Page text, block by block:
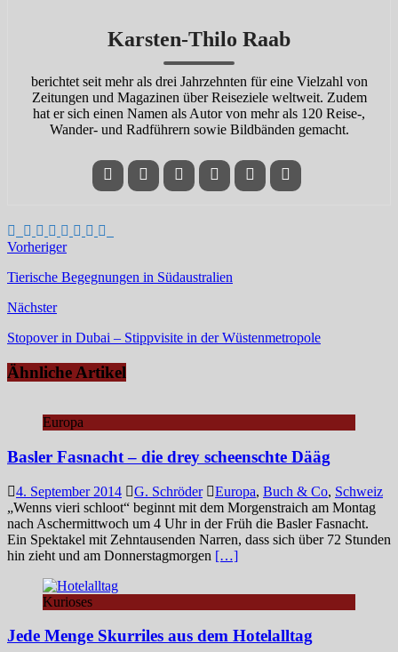
Karsten-Thilo Raab
berichtet seit mehr als drei Jahrzehnten für eine Vielzahl von
Zeitungen und Magazinen über Reiseziele weltweit. Zudem
hat er sich einen Namen als Autor von mehr als 120 Reise-,
Wander- und Radführern sowie Bildbänden gemacht.
Vorheriger
Tierische Begegnungen in Südaustralien
Nächster
Stopover in Dubai – Stippvisite in der Wüstenmetropole
Ähnliche Artikel
Europa
Basler Fasnacht – die drey scheenschte Dääg
4. September 2014 G. Schröder Europa, Buch & Co, Schweiz
„Wenns vieri schloot“ beginnt mit dem Morgenstraich am Montag
nach Aschermittwoch um 4 Uhr in der Früh die Basler Fasnacht.
Ein Spektakel mit Zehntausenden Narren, dass sich über 72 Stunden
hin zieht und am Donnerstagmorgen […]
Kurioses
Jede Menge Skurriles aus dem Hotelalltag